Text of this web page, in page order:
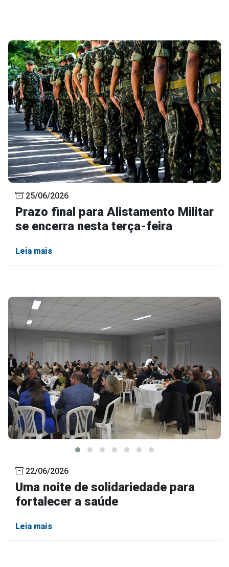
25/06/2026
Prazo final para Alistamento Militar
se encerra nesta terça-feira
Leia mais
22/06/2026
Uma noite de solidariedade para
fortalecer a saúde
Leia mais